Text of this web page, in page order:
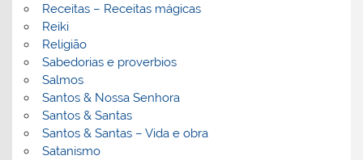
Receitas – Receitas mágicas
Reiki
Religião
Sabedorias e proverbios
Salmos
Santos & Nossa Senhora
Santos & Santas
Santos & Santas – Vida e obra
Satanismo